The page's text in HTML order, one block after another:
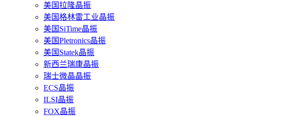
美国拉隆晶振
美国格林雷工业晶振
美国SiTime晶振
美国Pletronics晶振
美国Statek晶振
新西兰瑞康晶振
瑞士微晶晶振
ECS晶振
ILSI晶振
FOX晶振